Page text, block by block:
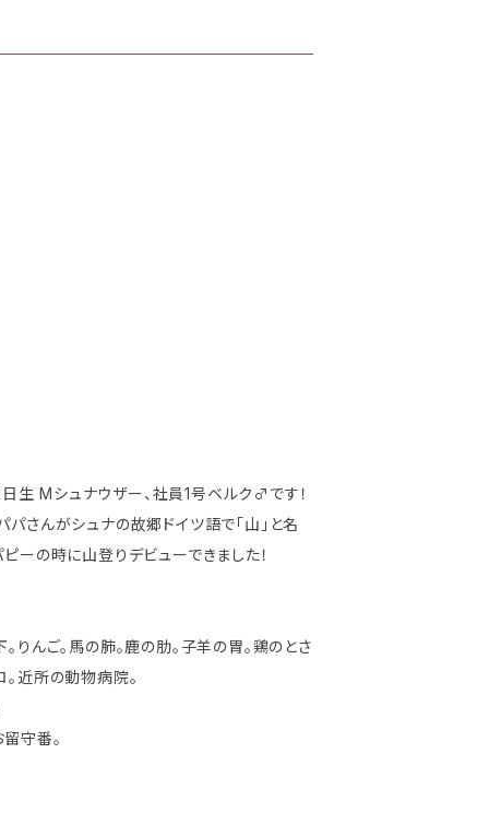
生 Mシュナウザー、社員1号ベルク♂です！
パさんがシュナの故郷ドイツ語で「山」と名
ピーの時に山登りデビューできました！
りんご。馬の肺。鹿の肋。子羊の胃。鶏のとさ
。近所の動物病院。
守番。